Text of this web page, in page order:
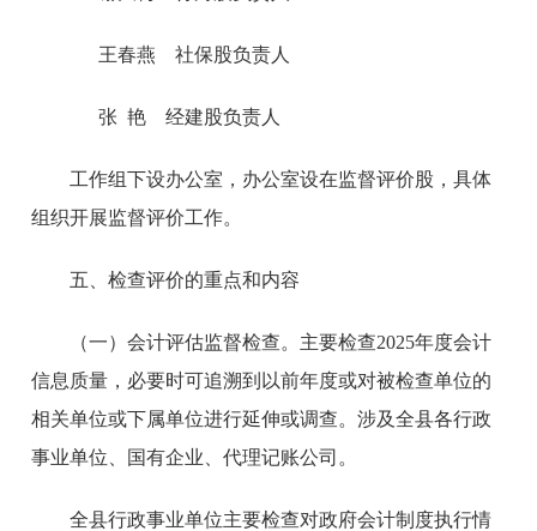
王春燕 社保股负责人
张 艳 经建股负责人
工作组下设办公室，办公室设在监督评价股，具体
组织开展监督评价工作。
五、检查评价的重点和内容
（一）会计评估监督检查。 主要检查2025年度会计
信息质量，必要时可追溯到以前年度或对被检查单位的
相关单位或下属单位进行延伸或调查。涉及全县各行政
事业单位、国有企业、代理记账公司。
全县行政事业单位主要检查对政府会计制度执行情